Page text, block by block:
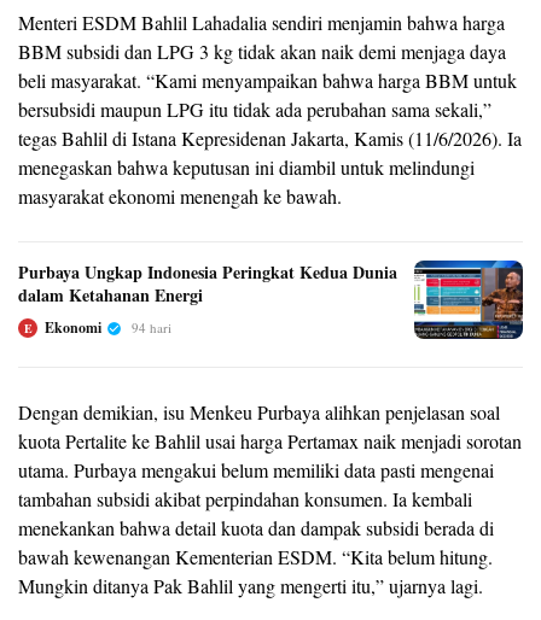
Menteri ESDM Bahlil Lahadalia sendiri menjamin bahwa harga
BBM subsidi dan LPG 3 kg tidak akan naik demi menjaga daya
beli masyarakat. “Kami menyampaikan bahwa harga BBM untuk
bersubsidi maupun LPG itu tidak ada perubahan sama sekali,”
tegas Bahlil di Istana Kepresidenan Jakarta, Kamis (11/6/2026). Ia
menegaskan bahwa keputusan ini diambil untuk melindungi
masyarakat ekonomi menengah ke bawah.
Purbaya Ungkap Indonesia Peringkat Kedua Dunia
dalam Ketahanan Energi
E Ekonomi 94 hari
Dengan demikian, isu Menkeu Purbaya alihkan penjelasan soal
kuota Pertalite ke Bahlil usai harga Pertamax naik menjadi sorotan
utama. Purbaya mengakui belum memiliki data pasti mengenai
tambahan subsidi akibat perpindahan konsumen. Ia kembali
menekankan bahwa detail kuota dan dampak subsidi berada di
bawah kewenangan Kementerian ESDM. “Kita belum hitung.
Mungkin ditanya Pak Bahlil yang mengerti itu,” ujarnya lagi.